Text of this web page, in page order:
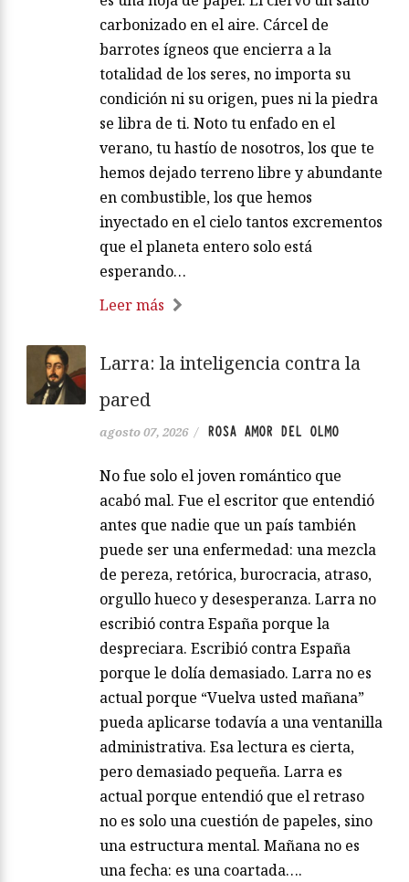
carbonizado en el aire. Cárcel de
barrotes ígneos que encierra a la
totalidad de los seres, no importa su
condición ni su origen, pues ni la piedra
se libra de ti. Noto tu enfado en el
verano, tu hastío de nosotros, los que te
hemos dejado terreno libre y abundante
en combustible, los que hemos
inyectado en el cielo tantos excrementos
que el planeta entero solo está
esperando…
Leer más
Larra: la inteligencia contra la
pared
agosto 07, 2026 / ROSA AMOR DEL OLMO
No fue solo el joven romántico que
acabó mal. Fue el escritor que entendió
antes que nadie que un país también
puede ser una enfermedad: una mezcla
de pereza, retórica, burocracia, atraso,
orgullo hueco y desesperanza. Larra no
escribió contra España porque la
despreciara. Escribió contra España
porque le dolía demasiado. Larra no es
actual porque “Vuelva usted mañana”
pueda aplicarse todavía a una ventanilla
administrativa. Esa lectura es cierta,
pero demasiado pequeña. Larra es
actual porque entendió que el retraso
no es solo una cuestión de papeles, sino
una estructura mental. Mañana no es
una fecha: es una coartada….